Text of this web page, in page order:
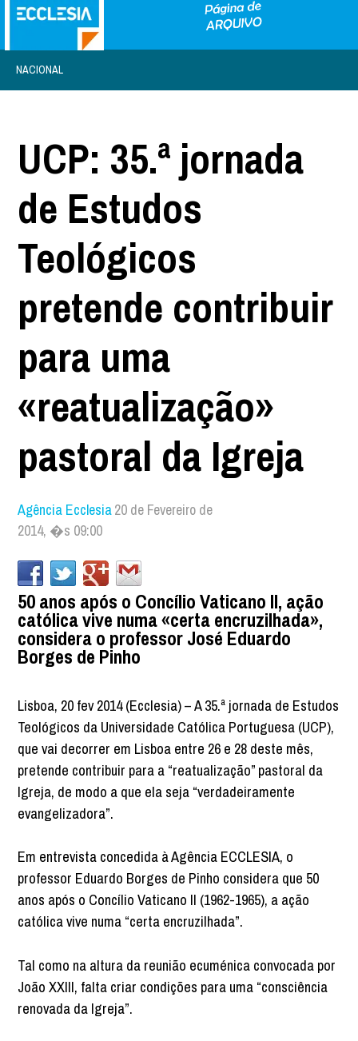
NACIONAL
UCP: 35.ª jornada
de Estudos
Teológicos
pretende contribuir
para uma
«reatualização»
pastoral da Igreja
Agência Ecclesia20 de Fevereiro de
2014, �s 09:00
50 anos após o Concílio Vaticano II, ação
católica vive numa «certa encruzilhada»,
considera o professor José Eduardo
Borges de Pinho
Lisboa, 20 fev 2014 (Ecclesia) – A 35.ª jornada de Estudos
Teológicos da Universidade Católica Portuguesa (UCP),
que vai decorrer em Lisboa entre 26 e 28 deste mês,
pretende contribuir para a “reatualização” pastoral da
Igreja, de modo a que ela seja “verdadeiramente
evangelizadora”.
Em entrevista concedida à Agência ECCLESIA, o
professor Eduardo Borges de Pinho considera que 50
anos após o Concílio Vaticano II (1962-1965), a ação
católica vive numa “certa encruzilhada”.
Tal como na altura da reunião ecuménica convocada por
João XXIII, falta criar condições para uma “consciência
renovada da Igreja”.